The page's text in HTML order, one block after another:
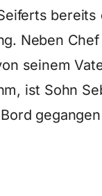
Neben
seinem
ist Sohn